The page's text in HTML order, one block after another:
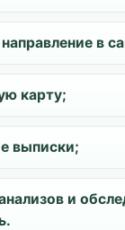
в
карту;
выписки;
и